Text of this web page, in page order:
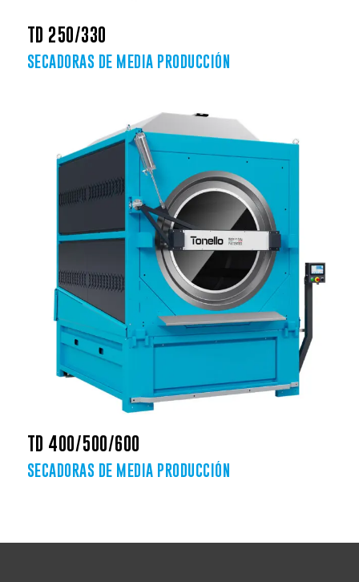
TD 250/330
SECADORAS DE MEDIA PRODUCCIÓN
TD 400/500/600
SECADORAS DE MEDIA PRODUCCIÓN